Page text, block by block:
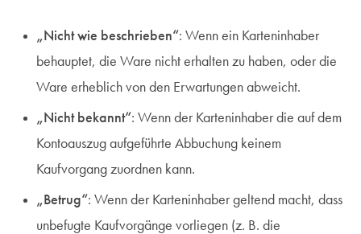
„Nicht wie beschrieben“: Wenn ein Karteninhaber
behauptet, die Ware nicht erhalten zu haben, oder die
Ware erheblich von den Erwartungen abweicht.
„Nicht bekannt“: Wenn der Karteninhaber die auf dem
Kontoauszug aufgeführte Abbuchung keinem
Kaufvorgang zuordnen kann.
„Betrug“: Wenn der Karteninhaber geltend macht, dass
unbefugte Kaufvorgänge vorliegen (z. B. die